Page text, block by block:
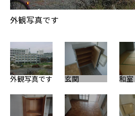
外観写真です
外観写真です 玄関 和室